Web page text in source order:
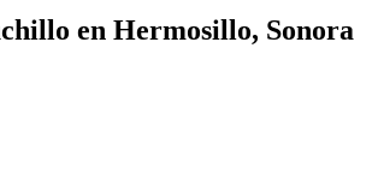
en Hermosillo, Sonora